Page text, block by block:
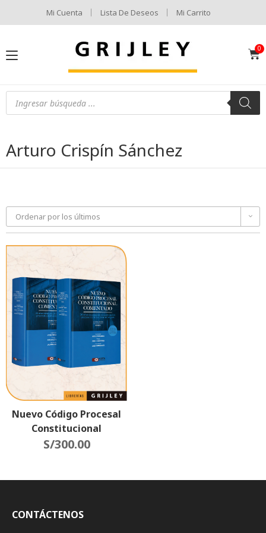
Mi Cuenta Lista De Deseos Mi Carrito
Arturo Crispín Sánchez
Ordenar por los últimos
Nuevo Código Procesal
Constitucional
Comentado 2 Tomos
S/300.00
CONTÁCTENOS